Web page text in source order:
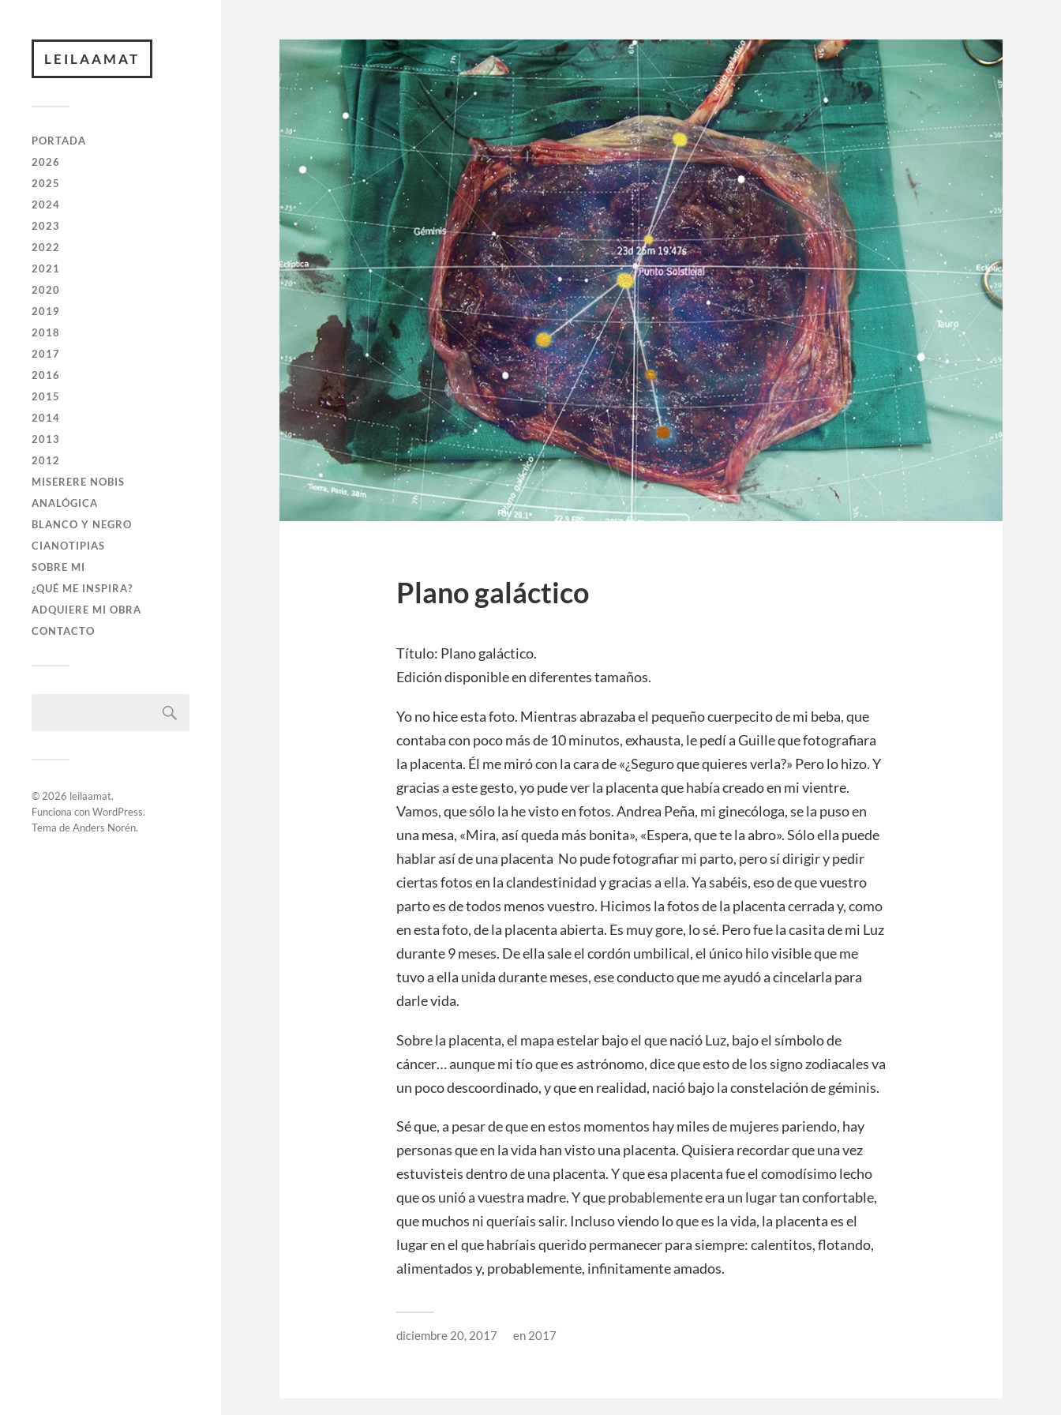
LEILAAMAT
PORTADA
2026
2025
2024
2023
2022
2021
2020
2019
2018
2017
2016
2015
2014
2013
2012
MISERERE NOBIS
ANALÓGICA
BLANCO Y NEGRO
CIANOTIPIAS
SOBRE MI
¿QUÉ ME INSPIRA?
ADQUIERE MI OBRA
CONTACTO
© 2026 leilaamat.
Funciona conWordPress.
Tema deAnders Norén.
Plano galáctico
Título: Plano galáctico.
Edición disponible en diferentes tamaños.
Yo no hice esta foto. Mientras abrazaba el pequeño cuerpecito de mi beba, que
contaba con poco más de 10 minutos, exhausta, le pedí a Guille que fotografiara
la placenta. Él me miró con la cara de «¿Seguro que quieres verla?» Pero lo hizo. Y
gracias a este gesto, yo pude ver la placenta que había creado en mi vientre.
Vamos, que sólo la he visto en fotos. Andrea Peña, mi ginecóloga, se la puso en
una mesa, «Mira, así queda más bonita», «Espera, que te la abro». Sólo ella puede
hablar así de una placenta No pude fotografiar mi parto, pero sí dirigir y pedir
ciertas fotos en la clandestinidad y gracias a ella. Ya sabéis, eso de que vuestro
parto es de todos menos vuestro. Hicimos la fotos de la placenta cerrada y, como
en esta foto, de la placenta abierta. Es muy gore, lo sé. Pero fue la casita de mi Luz
durante 9 meses. De ella sale el cordón umbilical, el único hilo visible que me
tuvo a ella unida durante meses, ese conducto que me ayudó a cincelarla para
darle vida.
Sobre la placenta, el mapa estelar bajo el que nació Luz, bajo el símbolo de
cáncer… aunque mi tío que es astrónomo, dice que esto de los signo zodiacales va
un poco descoordinado, y que en realidad, nació bajo la constelación de géminis.
Sé que, a pesar de que en estos momentos hay miles de mujeres pariendo, hay
personas que en la vida han visto una placenta. Quisiera recordar que una vez
estuvisteis dentro de una placenta. Y que esa placenta fue el comodísimo lecho
que os unió a vuestra madre. Y que probablemente era un lugar tan confortable,
que muchos ni queríais salir. Incluso viendo lo que es la vida, la placenta es el
lugar en el que habríais querido permanecer para siempre: calentitos, flotando,
alimentados y, probablemente, infinitamente amados.
diciembre 20, 2017 en 2017